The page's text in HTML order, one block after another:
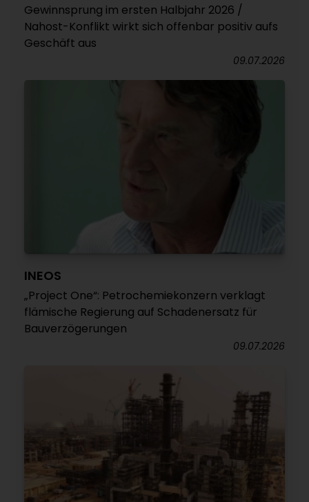
Gewinnsprung im ersten Halbjahr 2026 /
Nahost-Konflikt wirkt sich offenbar positiv aufs
Geschäft aus
09.07.2026
INEOS
„Project One“: Petrochemiekonzern verklagt
flämische Regierung auf Schadenersatz für
Bauverzögerungen
09.07.2026